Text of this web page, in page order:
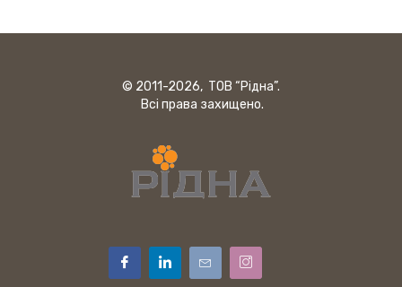
© 2011-2026, ТОВ “Рідна”.
Всі права захищено.